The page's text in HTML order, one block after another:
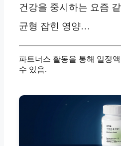
건강을 중시하는 요즘
균형 잡힌 영양…
파트너스 활동을 통해 일정
수 있음.